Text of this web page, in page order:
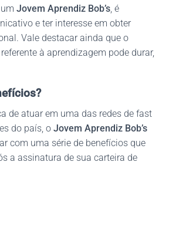
Jovem Aprendiz Bob’s , é
e ter interesse em obter
Vale destacar ainda que o
à aprendizagem pode durar,
de atuar em uma das redes de fast
do país, o Jovem Aprendiz Bob’s
com uma série de benefícios que
a assinatura de sua carteira de